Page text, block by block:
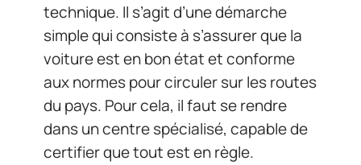
technique. Il s’agit d’une démarche
simple qui consiste à s’assurer que la
voiture est en bon état et conforme
aux normes pour circuler sur les routes
du pays. Pour cela, il faut se rendre
dans un centre spécialisé, capable de
certifier que tout est en règle.